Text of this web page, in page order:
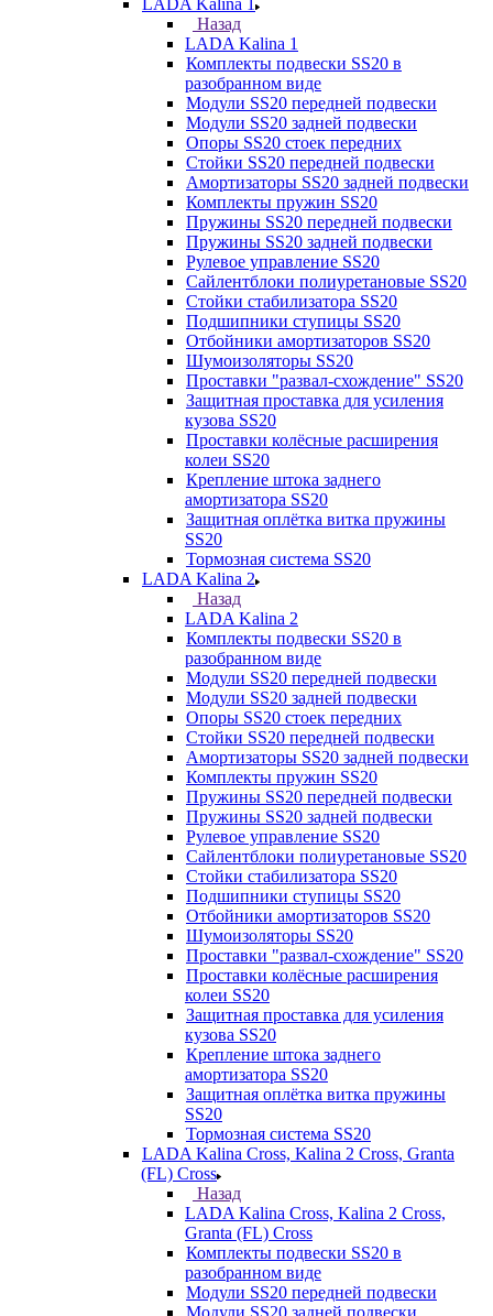
LADA Kalina 1
Назад
LADA Kalina 1
Комплекты подвески SS20 в
разобранном виде
Модули SS20 передней подвески
Модули SS20 задней подвески
Опоры SS20 стоек передних
Стойки SS20 передней подвески
Амортизаторы SS20 задней подвески
Комплекты пружин SS20
Пружины SS20 передней подвески
Пружины SS20 задней подвески
Рулевое управление SS20
Сайлентблоки полиуретановые SS20
Стойки стабилизатора SS20
Подшипники ступицы SS20
Отбойники амортизаторов SS20
Шумоизоляторы SS20
Проставки "развал-схождение" SS20
Защитная проставка для усиления
кузова SS20
Проставки колёсные расширения
колеи SS20
Крепление штока заднего
амортизатора SS20
Защитная оплётка витка пружины
SS20
Тормозная система SS20
LADA Kalina 2
Назад
LADA Kalina 2
Комплекты подвески SS20 в
разобранном виде
Модули SS20 передней подвески
Модули SS20 задней подвески
Опоры SS20 стоек передних
Стойки SS20 передней подвески
Амортизаторы SS20 задней подвески
Комплекты пружин SS20
Пружины SS20 передней подвески
Пружины SS20 задней подвески
Рулевое управление SS20
Сайлентблоки полиуретановые SS20
Стойки стабилизатора SS20
Подшипники ступицы SS20
Отбойники амортизаторов SS20
Шумоизоляторы SS20
Проставки "развал-схождение" SS20
Проставки колёсные расширения
колеи SS20
Защитная проставка для усиления
кузова SS20
Крепление штока заднего
амортизатора SS20
Защитная оплётка витка пружины
SS20
Тормозная система SS20
LADA Kalina Cross, Kalina 2 Cross, Granta
(FL) Cross
Назад
LADA Kalina Cross, Kalina 2 Cross,
Granta (FL) Cross
Комплекты подвески SS20 в
разобранном виде
Модули SS20 передней подвески
Модули SS20 задней подвески